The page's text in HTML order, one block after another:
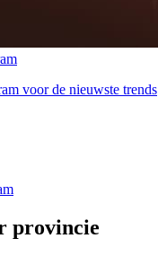
voor de nieuwste trends
provincie